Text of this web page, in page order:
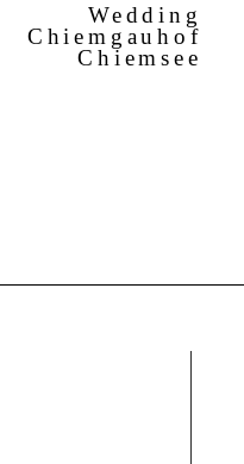
Wedding
Chiemgauhof
Chiemsee